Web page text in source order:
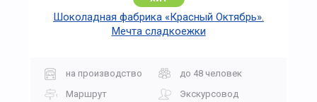
Шоколадная фабрика «Красный Октябрь».
Мечта сладкоежки
на производство
до 48 человек
Маршрут
Экскурсовод